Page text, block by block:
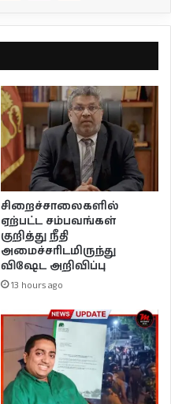
சிறைச்சாலைகளில்
ஏற்பட்ட சம்பவங்கள்
குறித்து நீதி
அமைச்சரிடமிருந்து
விஷேட அறிவிப்பு
13 hours ago